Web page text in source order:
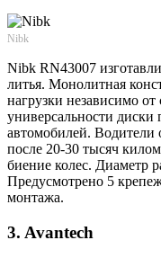
Nibk
Nibk RN43007
литья. Монолитная
нагрузки независимо
универсальности диски
автомобилей. Водители
после 20-30 тысяч
биение колес. Диаметр
Предусмотрено 5
монтажа.
3. Avantech